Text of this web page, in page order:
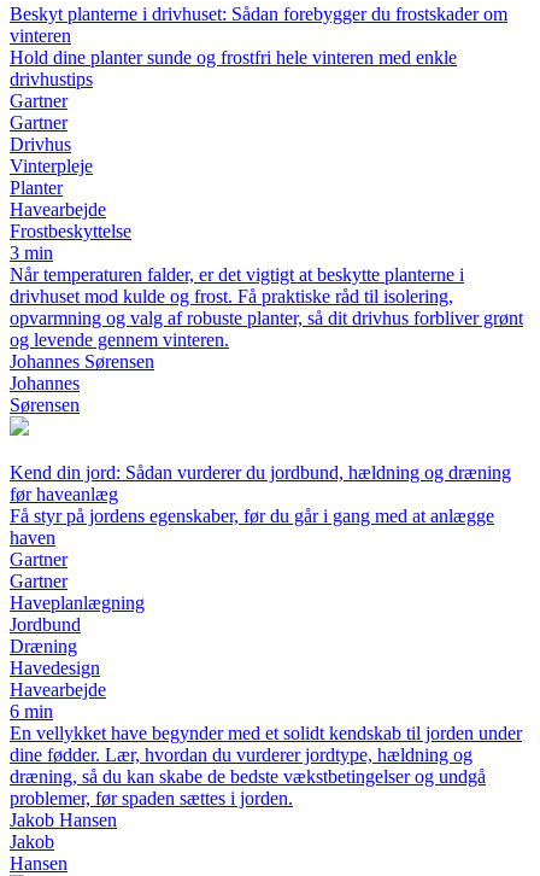
Beskyt planterne i drivhuset: Sådan forebygger du frostskader om
vinteren
Hold dine planter sunde og frostfri hele vinteren med enkle
drivhustips
Gartner
Gartner
Drivhus
Vinterpleje
Planter
Havearbejde
Frostbeskyttelse
3 min
Når temperaturen falder, er det vigtigt at beskytte planterne i
drivhuset mod kulde og frost. Få praktiske råd til isolering,
opvarmning og valg af robuste planter, så dit drivhus forbliver grønt
og levende gennem vinteren.
Johannes Sørensen
Johannes
Sørensen
Kend din jord: Sådan vurderer du jordbund, hældning og dræning
før haveanlæg
Få styr på jordens egenskaber, før du går i gang med at anlægge
haven
Gartner
Gartner
Haveplanlægning
Jordbund
Dræning
Havedesign
Havearbejde
6 min
En vellykket have begynder med et solidt kendskab til jorden under
dine fødder. Lær, hvordan du vurderer jordtype, hældning og
dræning, så du kan skabe de bedste vækstbetingelser og undgå
problemer, før spaden sættes i jorden.
Jakob Hansen
Jakob
Hansen